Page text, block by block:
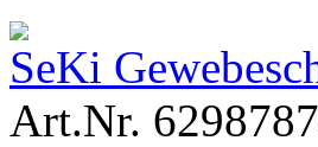
SeKi
Art.Nr.